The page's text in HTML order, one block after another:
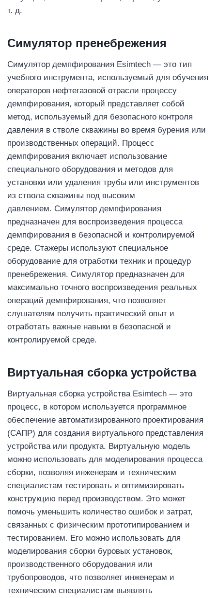
т. д.
Симулятор пренебрежения
Симулятор демпфирования Esimtech — это тип
учебного инструмента, используемый для обучения
операторов нефтегазовой отрасли процессу
демпфирования, который представляет собой
метод, используемый для безопасного контроля
давления в стволе скважины во время бурения или
производственных операций. Процесс
демпфирования включает использование
специального оборудования и методов для
установки или удаления трубы или инструментов
из ствола скважины под высоким
давлением. Симулятор демпфирования
предназначен для воспроизведения процесса
демпфирования в безопасной и контролируемой
среде. Стажеры используют специальное
оборудование для отработки техник и процедур
пренебрежения. Симулятор предназначен для
максимально точного воспроизведения реальных
операций демпфирования, что позволяет
слушателям получить практический опыт и
отработать важные навыки в безопасной и
контролируемой среде.
Виртуальная сборка устройства
Виртуальная сборка устройства Esimtech — это
процесс, в котором используется программное
обеспечение автоматизированного проектирования
(САПР) для создания виртуального представления
устройства или продукта. Виртуальную модель
можно использовать для моделирования процесса
сборки, позволяя инженерам и техническим
специалистам тестировать и оптимизировать
конструкцию перед производством. Это может
помочь уменьшить количество ошибок и затрат,
связанных с физическим прототипированием и
тестированием. Его можно использовать для
моделирования сборки буровых установок,
производственного оборудования или
трубопроводов, что позволяет инженерам и
техническим специалистам выявлять